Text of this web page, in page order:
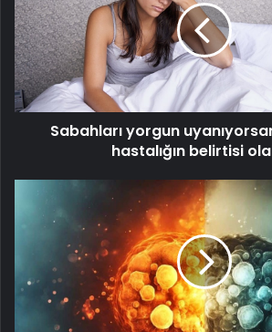
dikkat:
O
hastalığın
belirtisi
olabilir
Sabahları yorgun
hastalığın belirtisi
çevirmek
mü? Bilim
insanları
anahtar